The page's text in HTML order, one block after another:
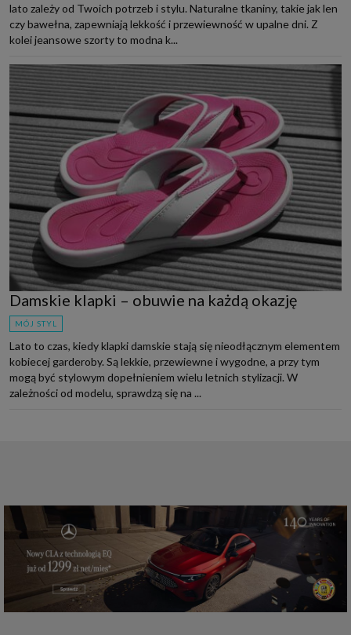
lato zależy od Twoich potrzeb i stylu. Naturalne tkaniny, takie jak len
czy bawełna, zapewniają lekkość i przewiewność w upalne dni. Z
kolei jeansowe szorty to modna k...
Damskie klapki – obuwie na każdą okazję
MÓJ STYL
Lato to czas, kiedy klapki damskie stają się nieodłącznym elementem
kobiecej garderoby. Są lekkie, przewiewne i wygodne, a przy tym
mogą być stylowym dopełnieniem wielu letnich stylizacji. W
zależności od modelu, sprawdzą się na ...